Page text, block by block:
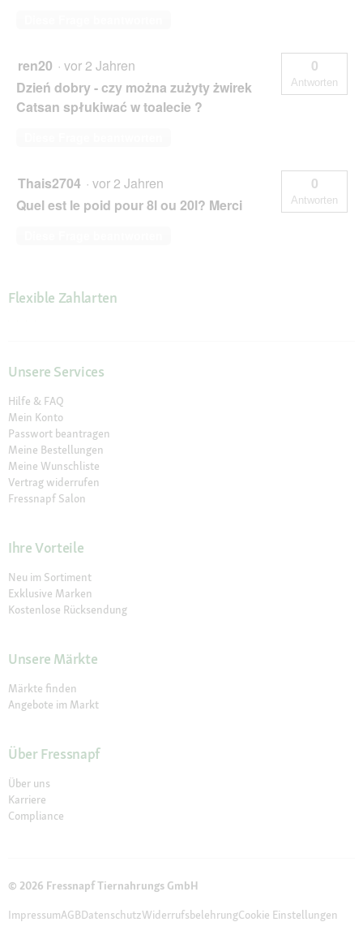
ren20 · vor 2 Jahren
Dzień dobry - czy można zużyty żwirek
Catsan spłukiwać w toalecie ?
0
Antworten
Thais2704 · vor 2 Jahren
Quel est le poid pour 8l ou 20l? Merci
0
Antworten
Flexible Zahlarten
Unsere Services
Hilfe & FAQ
Mein Konto
Passwort beantragen
Meine Bestellungen
Meine Wunschliste
Vertrag widerrufen
Fressnapf Salon
Ihre Vorteile
Neu im Sortiment
Exklusive Marken
Kostenlose Rücksendung
Unsere Märkte
Märkte finden
Angebote im Markt
Über Fressnapf
Über uns
Karriere
Compliance
© 2026 Fressnapf Tiernahrungs GmbH
ImpressumAGBDatenschutzWiderrufsbelehrungCookie Einstellungen